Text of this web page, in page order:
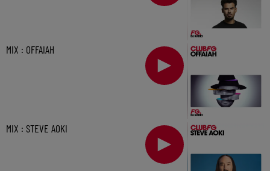
MIX : OFFAIAH
MIX : STEVE AOKI